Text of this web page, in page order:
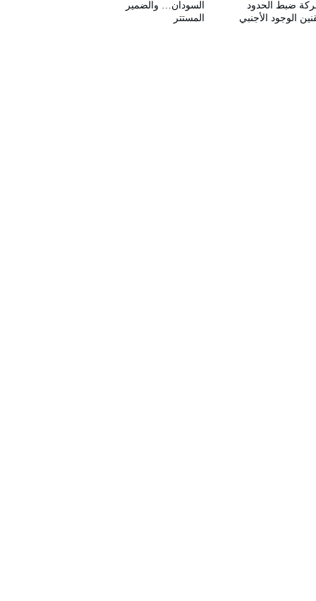
السودان… والضمير
المستتر
ضبط الحدود
الوجود الأجنبي